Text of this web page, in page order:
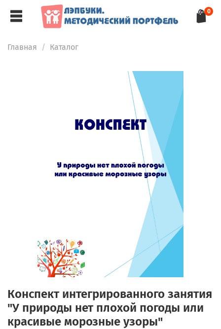
0
Главная Каталог
Конспект интегрированного занятия
"У природы нет плохой погоды или
красивые морозные узоры"